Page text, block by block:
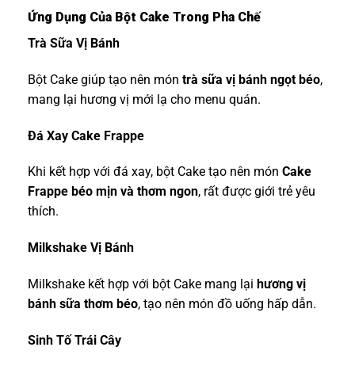
Ứng Dụng Của Bột Cake Trong Pha Chế
Trà Sữa Vị Bánh
Bột Cake giúp tạo nên món trà sữa vị bánh ngọt béo,
mang lại hương vị mới lạ cho menu quán.
Đá Xay Cake Frappe
Khi kết hợp với đá xay, bột Cake tạo nên món Cake
Frappe béo mịn và thơm ngon, rất được giới trẻ yêu
thích.
Milkshake Vị Bánh
Milkshake kết hợp với bột Cake mang lại hương vị
bánh sữa thơm béo, tạo nên món đồ uống hấp dẫn.
Sinh Tố Trái Cây